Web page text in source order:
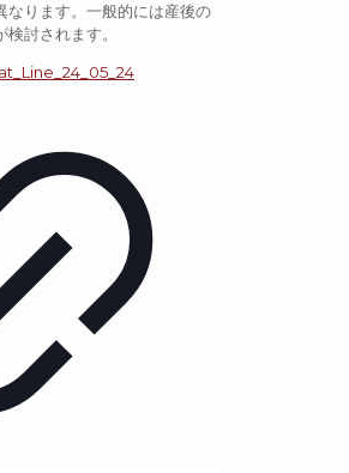
なります。一般的には産後の
討されます。